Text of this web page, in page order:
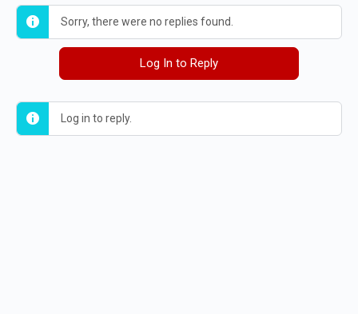
Sorry, there were no replies found.
Log In to Reply
Log in to reply.